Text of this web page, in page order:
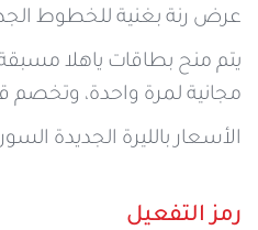
رمز التفعيل
عرض رنة بغنية للخطوط
يتم منح بطاقات ياهلا مسبقة
مجانية لمرة واحدة، وتخصم
الأسعار بالليرة الجديدة